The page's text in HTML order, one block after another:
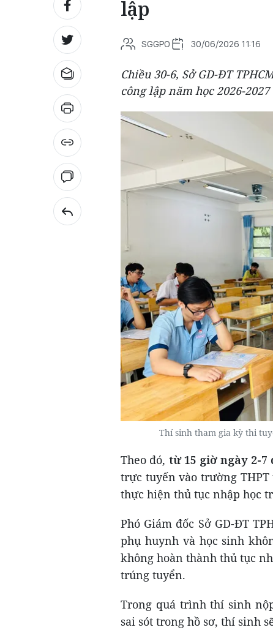
lập
SGGPO 30/06/2026 11:16
Chiều 30-6, Sở GD-ĐT
công lập năm học 2026-
Thí sinh tham gia kỳ thi
Theo đó, từ 15 giờ ngày 2-7
trực tuyến vào trường
thực hiện thủ tục nhập học
Phó Giám đốc Sở GD-ĐT
phụ huynh và học sinh
không hoàn thành thủ tục
trúng tuyển.
Trong quá trình thí sinh
sai sót trong hồ sơ, thí sinh